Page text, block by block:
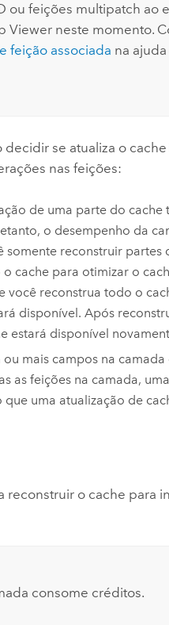
ou feições multipatch ao
Viewerneste momento.
feição associada na
se atualiza o
nas feições:
de uma parte do
o desempenho da
reconstruir partes
cache para otimizar o
você reconstrua todo o
disponível. Após
estará disponível
mais campos na
as feições na camada,
uma atualização de
reconstruir o cache para
consome créditos.